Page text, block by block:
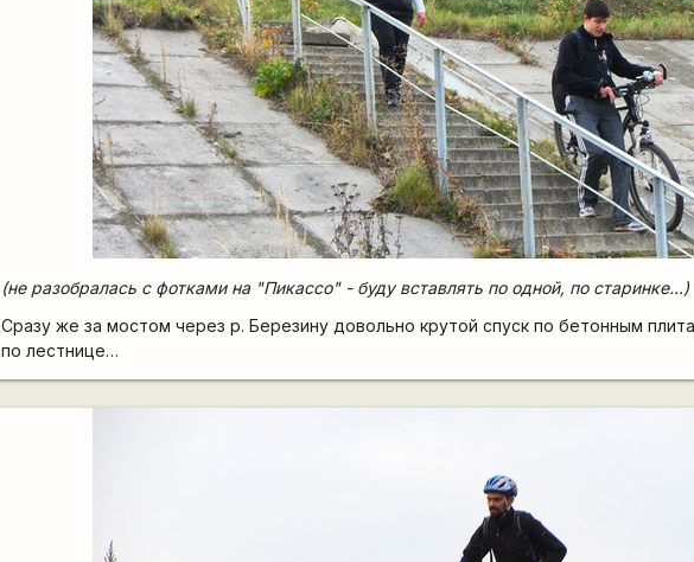
(не разобралась с фотками на "Пикассо" - буду вставлять по одной, по старинке...)
Сразу же за мостом через р. Березину довольно крутой спуск по бетонным
по лестнице…